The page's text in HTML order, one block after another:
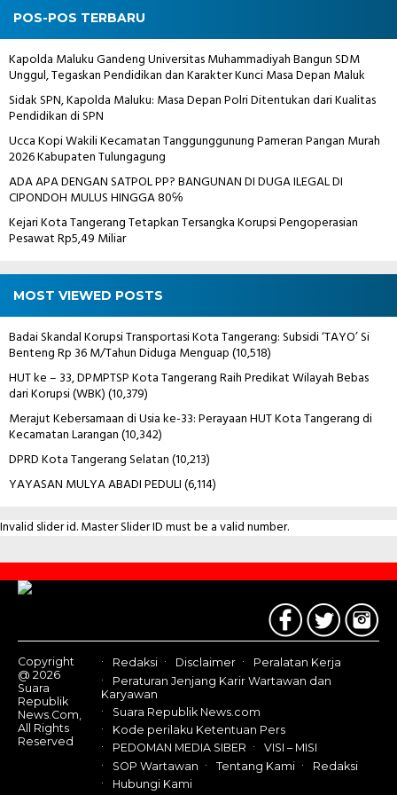
POS-POS TERBARU
Kapolda Maluku Gandeng Universitas Muhammadiyah Bangun SDM
Unggul, Tegaskan Pendidikan dan Karakter Kunci Masa Depan Maluk
Sidak SPN, Kapolda Maluku: Masa Depan Polri Ditentukan dari Kualitas
Pendidikan di SPN
Ucca Kopi Wakili Kecamatan Tanggunggunung Pameran Pangan Murah
2026 Kabupaten Tulungagung
ADA APA DENGAN SATPOL PP? BANGUNAN DI DUGA ILEGAL DI
CIPONDOH MULUS HINGGA 80℅
Kejari Kota Tangerang Tetapkan Tersangka Korupsi Pengoperasian
Pesawat Rp5,49 Miliar
MOST VIEWED POSTS
Badai Skandal Korupsi Transportasi Kota Tangerang: Subsidi ‘TAYO’ Si
Benteng Rp 36 M/Tahun Diduga Menguap(10,518)
HUT ke – 33, DPMPTSP Kota Tangerang Raih Predikat Wilayah Bebas
dari Korupsi (WBK)(10,379)
Merajut Kebersamaan di Usia ke-33: Perayaan HUT Kota Tangerang di
Kecamatan Larangan(10,342)
DPRD Kota Tangerang Selatan(10,213)
YAYASAN MULYA ABADI PEDULI(6,114)
Invalid slider id. Master Slider ID must be a valid number.
Contact
Us
Copyright
@ 2026
Suara
Republik
News.Com,
All Rights
Reserved
Redaksi Disclaimer
Peralatan Kerja
Peraturan Jenjang Karir Wartawan dan
Karyawan
Suara Republik News.com
Kode perilaku Ketentuan Pers
PEDOMAN MEDIA SIBER
VISI – MISI
SOP Wartawan
Tentang Kami
Redaksi
Hubungi Kami